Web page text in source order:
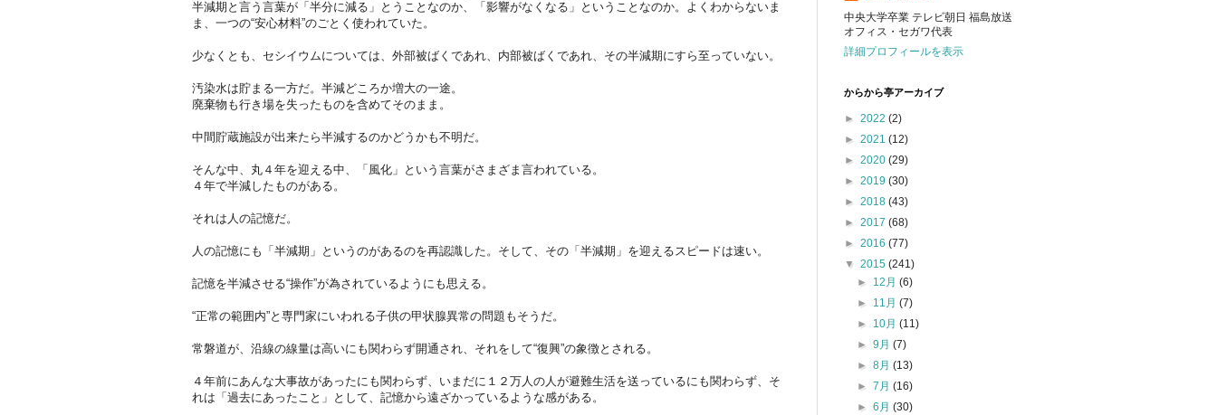
半減期と言う言葉が「半分に減る」とうことなのか、「影響がなくなる」ということなのか。よくわからないま
ま、一つの“安心材料”のごとく使われていた。
少なくとも、セシイウムについては、外部被ばくであれ、内部被ばくであれ、その半減期にすら至っていない。
汚染水は貯まる一方だ。半減どころか増大の一途。
廃棄物も行き場を失ったものを含めてそのまま。
中間貯蔵施設が出来たら半減するのかどうかも不明だ。
そんな中、丸４年を迎える中、「風化」という言葉がさまざま言われている。
４年で半減したものがある。
それは人の記憶だ。
人の記憶にも「半減期」というのがあるのを再認識した。そして、その「半減期」を迎えるスピードは速い。
記憶を半減させる“操作”が為されているようにも思える。
“正常の範囲内”と専門家にいわれる子供の甲状腺異常の問題もそうだ。
常磐道が、沿線の線量は高いにも関わらず開通され、それをして“復興”の象徴とされる。
４年前にあんな大事故があったにも関わらず、いまだに１２万人の人が避難生活を送っているにも関わらず、そ
れは「過去にあったこと」として、記憶から遠ざかっているような感がある。
中央大学卒業 テレビ朝日 福島放送
オフィス・セガワ代表
詳細プロフィールを表示
からから亭アーカイブ
► 2022 (2)
► 2021 (12)
► 2020 (29)
► 2019 (30)
► 2018 (43)
► 2017 (68)
► 2016 (77)
▼ 2015 (241)
► 12月(6)
► 11月(7)
► 10月(11)
►9月(7)
►8月(13)
►7月(16)
►6月(30)